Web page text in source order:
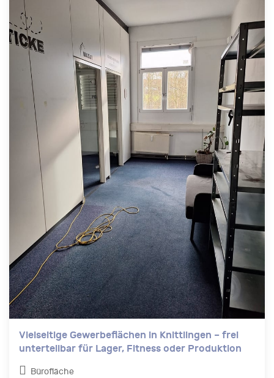
Vielseitige Gewerbeflächen in Knittlingen – frei
unterteilbar für Lager, Fitness oder Produktion
Bürofläche